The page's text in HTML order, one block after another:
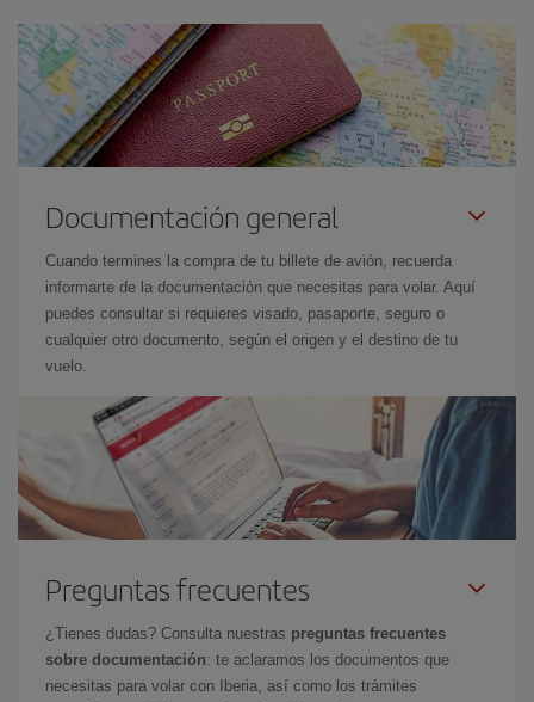
Documentación general
Cuando termines la compra de tu billete de avión, recuerda
informarte de la documentación que necesitas para volar. Aquí
puedes consultar si requieres visado, pasaporte, seguro o
cualquier otro documento, según el origen y el destino de tu
vuelo.
Preguntas frecuentes
¿Tienes dudas? Consulta nuestras preguntas frecuentes
sobre documentación: te aclaramos los documentos que
necesitas para volar con Iberia, así como los trámites